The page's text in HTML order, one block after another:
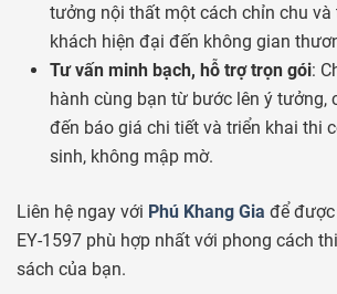
tưởng nội thất một cách chỉn chu và
khách hiện đại đến không gian
Tư vấn minh bạch, hỗ trợ trọn gói:
hành cùng bạn từ bước lên ý tưởng,
đến báo giá chi tiết và triển khai thi
sinh, không mập mờ.
Liên hệ ngay với Phú Khang Gia để
EY-1597 phù hợp nhất với phong cách
sách của bạn.